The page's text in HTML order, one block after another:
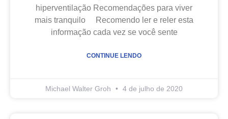
hiperventilação Recomendações para viver
mais tranquilo Recomendo ler e reler esta
informação cada vez se você sente
CONTINUE LENDO
Michael Walter Groh 4 de julho de 2020